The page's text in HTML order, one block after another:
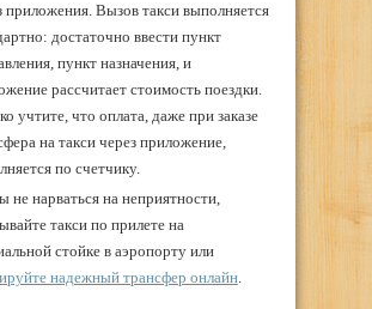
приложения. Вызов такси выполняется
достаточно ввести пункт
пункт назначения, и
рассчитает стоимость поездки.
учтите, что оплата, даже при заказе
на такси через приложение,
по счетчику.
не нарваться на неприятности,
такси по прилете на
стойке в аэропорту или
надежный трансфер онлайн.